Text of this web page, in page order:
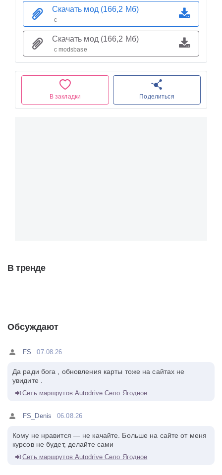
В закладки Поделиться
Скачать мод (166,2 Мб)
с
Скачать мод (166,2 Мб)
с modsbase
В тренде
Обсуждают
FS 07.08.26
Да ради бога , обновления карты тоже на сайтах не
увидите .
Сеть маршрутов Autodrive Село Ягодное
FS_Denis 06.08.26
Кому не нравится — не качайте. Больше на сайте от меня
курсов не будет, делайте сами
Сеть маршрутов Autodrive Село Ягодное